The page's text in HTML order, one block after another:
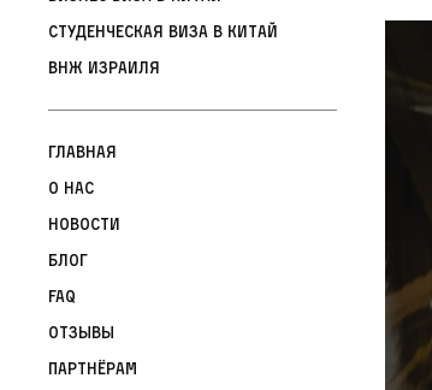
Студенческая виза в Китай
ВНЖ Израиля
Главная
О нас
Новости
Блог
FAQ
Отзывы
Партнёрам